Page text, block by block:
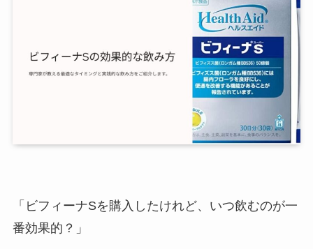
「ビフィーナSを購入したけれど、いつ飲むのが一
番効果的？」